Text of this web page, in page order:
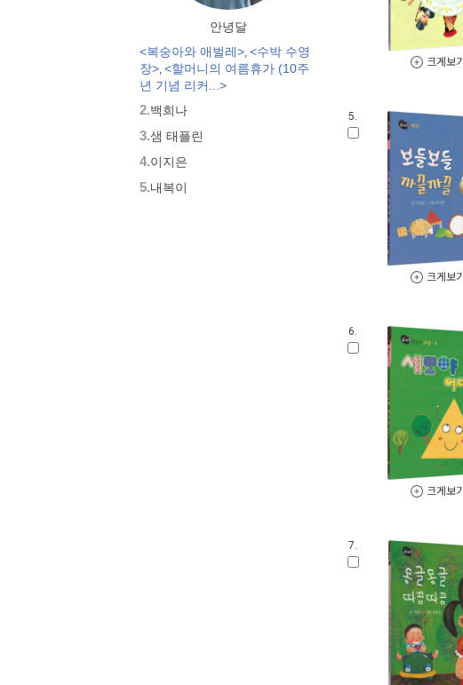
도토리 계절 그림책
옛이야기 그림책 까치호랑이
모두가 친구
벨 이마주
네버랜드 우리 걸작 그림책
비룡소 아기 그림책
세밀화로 그린 보리 아기그림책
붙여도 붙여도 스티커왕
국시꼬랭이 동네
안녕달
<복숭아와 애벌레>, <수박 수영
장>, <할머니의 여름휴가 (10주
년 기념 리커...>
2.백희나
3.샘 태플린
4.이지은
5.내복이
크게보기
5.
크게보기
6.
크게보기
7.